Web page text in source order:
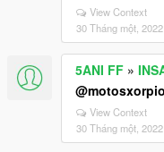
View Context
30 Tháng một, 2022
5ANI FF »
@motosxorpio
View Context
30 Tháng một, 2022